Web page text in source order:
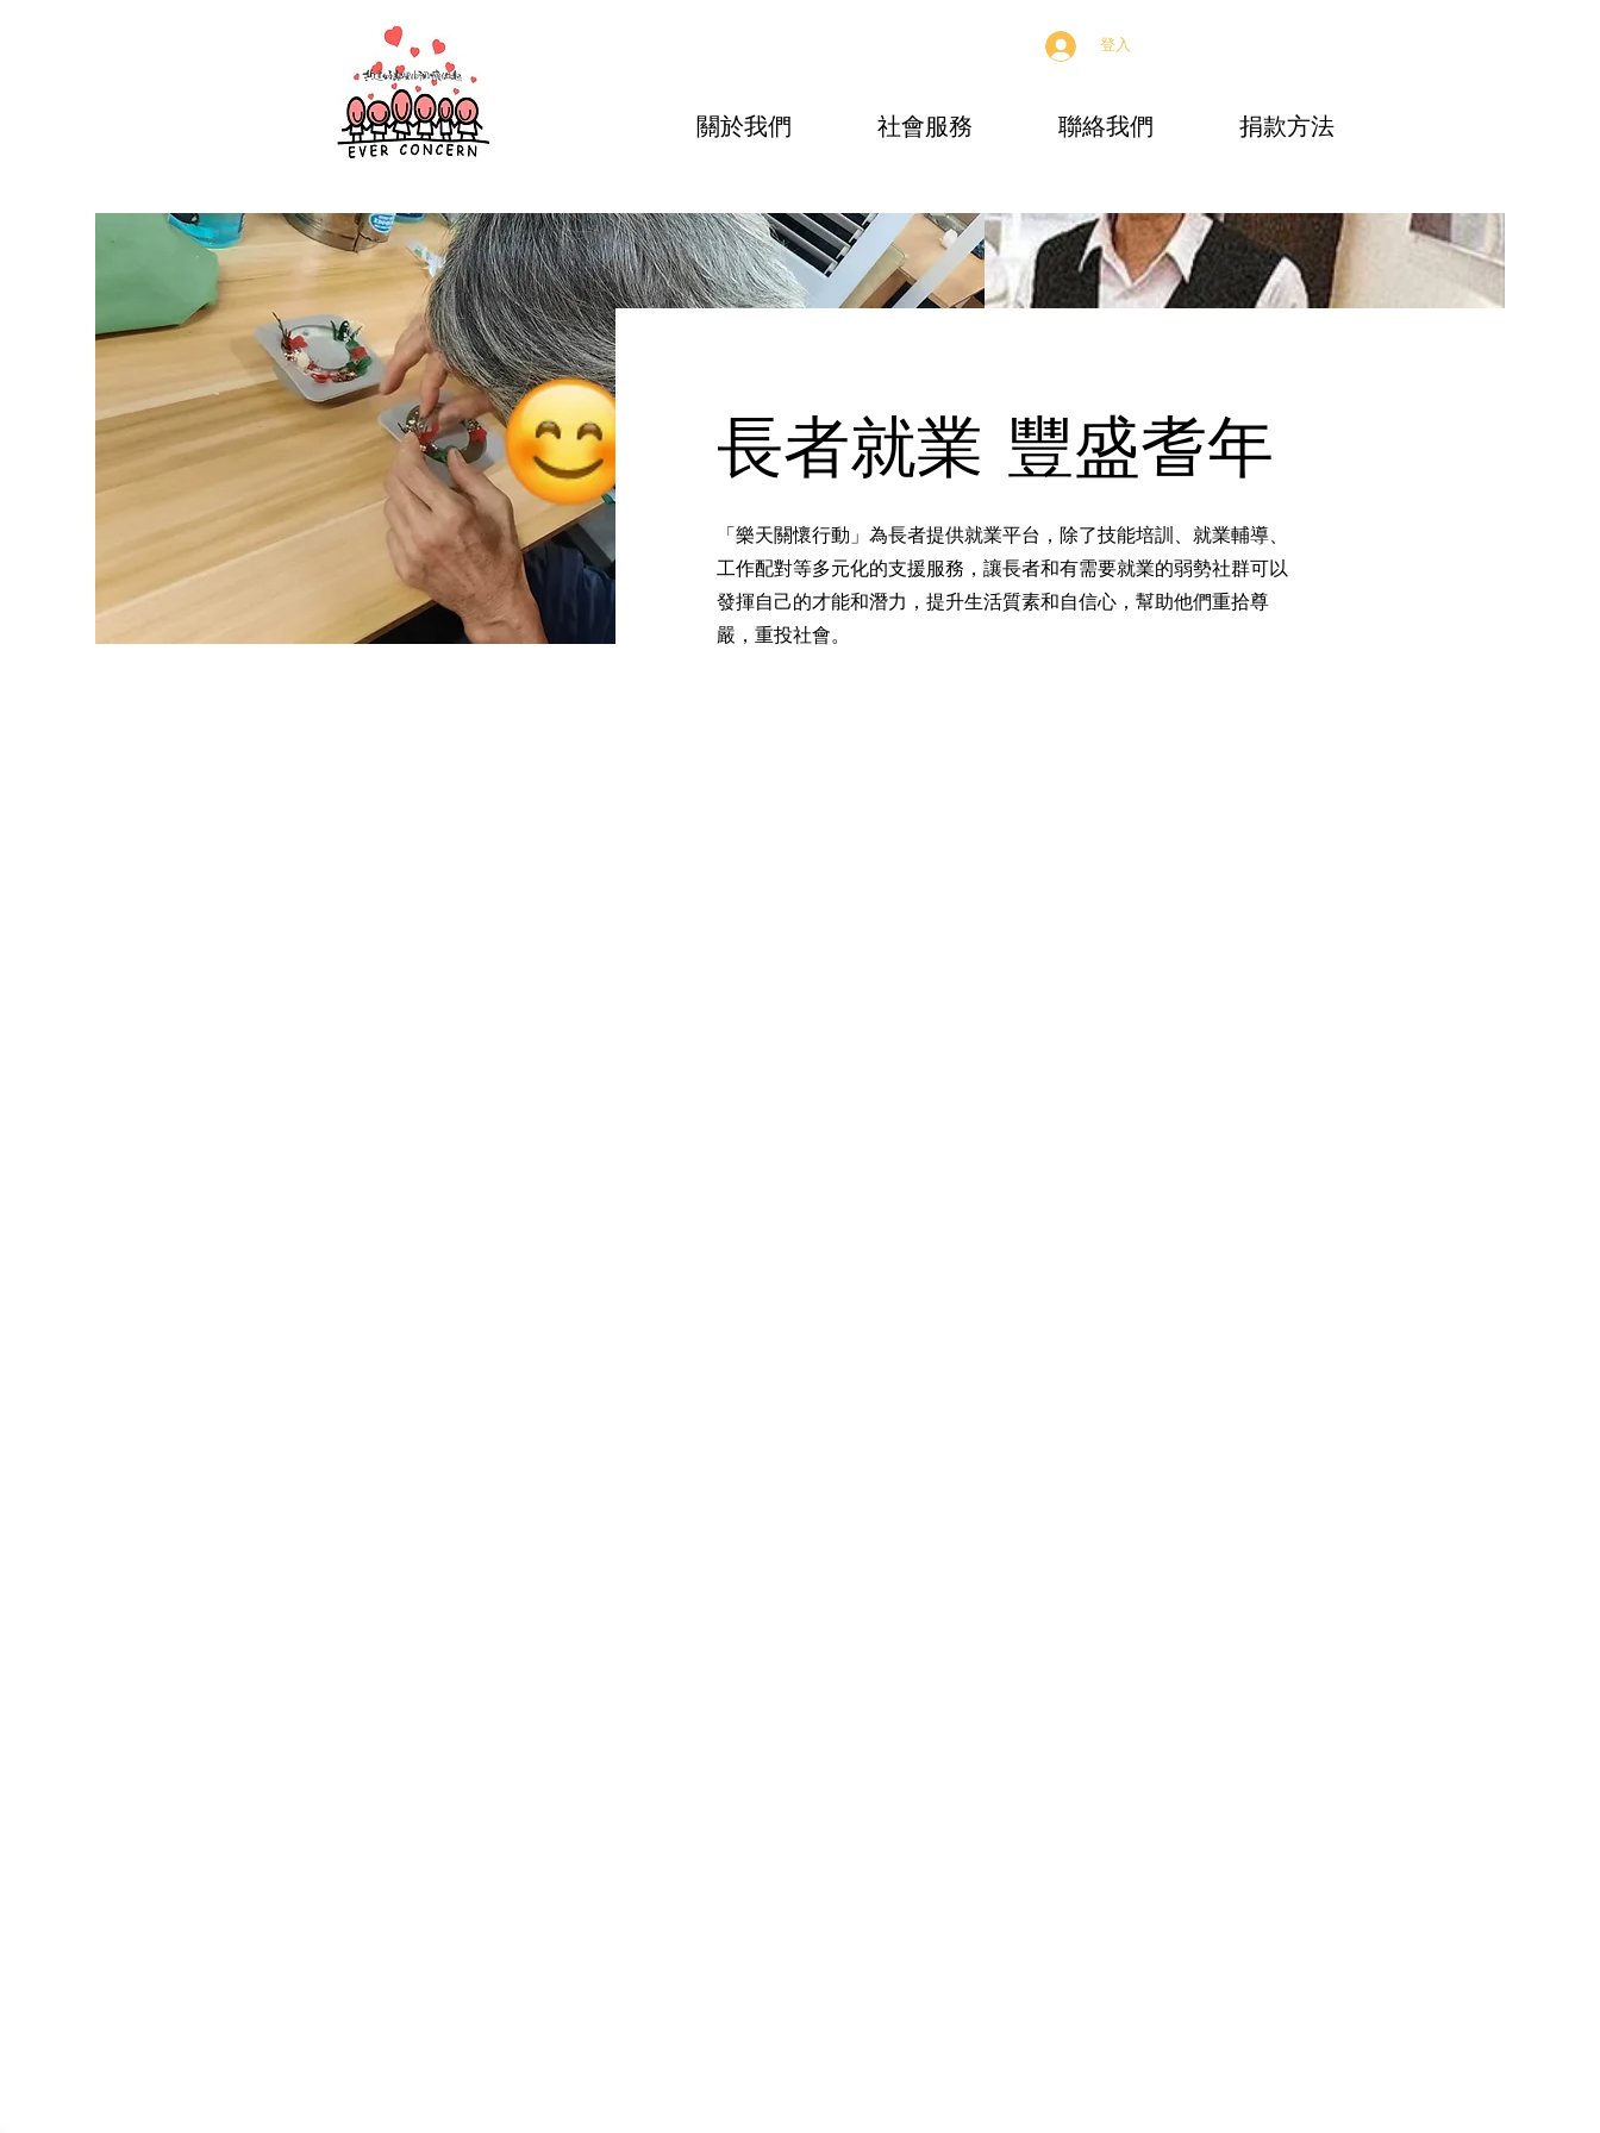
登入
關於我們 社會服務 聯絡我們 捐款方法
長者就業 豐盛耆年
「樂天關懷行動」為長者提供就業平台，除了技能培訓、就業輔導、
工作配對等多元化的支援服務，讓長者和有需要就業的弱勢社群可以
發揮自己的才能和潛力，提升生活質素和自信心，幫助他們重拾尊
嚴，重投社會。